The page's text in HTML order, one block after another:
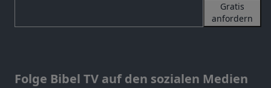
Gratis
anfordern
Folge Bibel TV auf den sozialen Medien